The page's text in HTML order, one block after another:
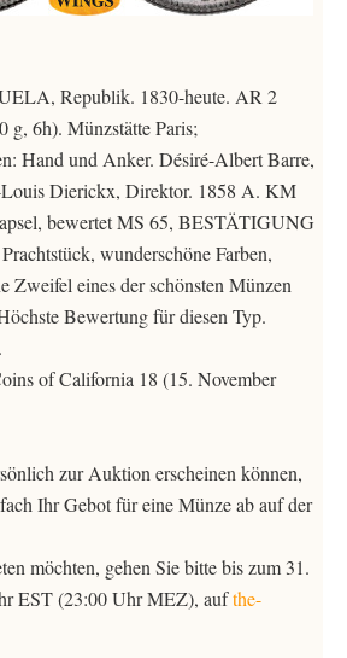
Republik. 1830-heute. AR 2
g, 6h). Münzstätte Paris;
Hand und Anker. Désiré-Albert Barre,
Louis Dierickx, Direktor. 1858 A. KM
bewertet MS 65, BESTÄTIGUNG
wunderschöne Farben,
Zweifel eines der schönsten Münzen
Bewertung für diesen Typ.
of California 18 (15. November
zur Auktion erscheinen können,
Ihr Gebot für eine Münze ab auf der
möchten, gehen Sie bitte bis zum 31.
EST (23:00 Uhr MEZ), aufthe-